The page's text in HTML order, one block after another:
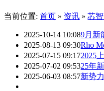
当前位置: 首页 » 资讯 » 芯
2025-10-14 10:089月新
2025-08-13 09:30Rho
2025-07-15 09:172025
2025-07-02 09:5325年
2025-06-03 08:57新势